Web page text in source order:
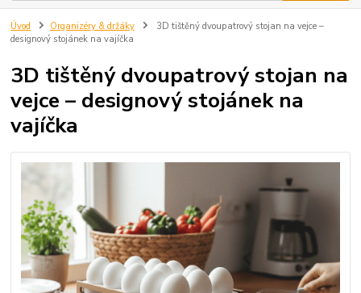
Úvod Organizéry & držáky
3D tištěný dvoupatrový stojan na vejce –
designový stojánek na vajíčka
3D tištěný dvoupatrový stojan na
vejce – designový stojánek na
vajíčka